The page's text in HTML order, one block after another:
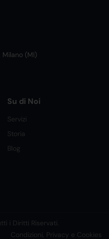
Milano (MI)
Su di Noi
Servizi
Storia
Blog
i Diritti Riservati.
Condizioni, Privacy e Cookies